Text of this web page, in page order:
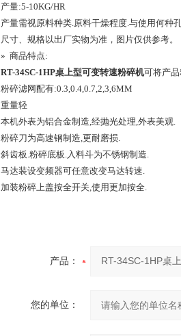
产量:5-10KG/HR
产量需视原料种类.原料干燥程度.与使用何种
尺寸、规格以出厂实物为准，图片仅供参考。
» 商品特点:
RT-34SC-1HP桌上型可变转速粉碎机可将产
粉碎滤网配有:0.3,0.4,0.7,2,3,6MM
重量轻
本机外表为铝合金制造,经抛光处理,外表美观.
粉碎刀为高速钢制造,更耐磨损.
斜齿板.粉碎底板.入料斗为不锈钢制造.
马达装设变频器可任意改变马达转速.
加装粉碎上盖按全开关,使用更加按全.
产品：
您的单位：